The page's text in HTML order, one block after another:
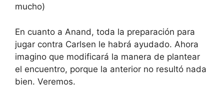
mucho)
En cuanto a Anand, toda la preparación para
jugar contra Carlsen le habrá ayudado. Ahora
imagino que modificará la manera de plantear
el encuentro, porque la anterior no resultó nada
bien. Veremos.